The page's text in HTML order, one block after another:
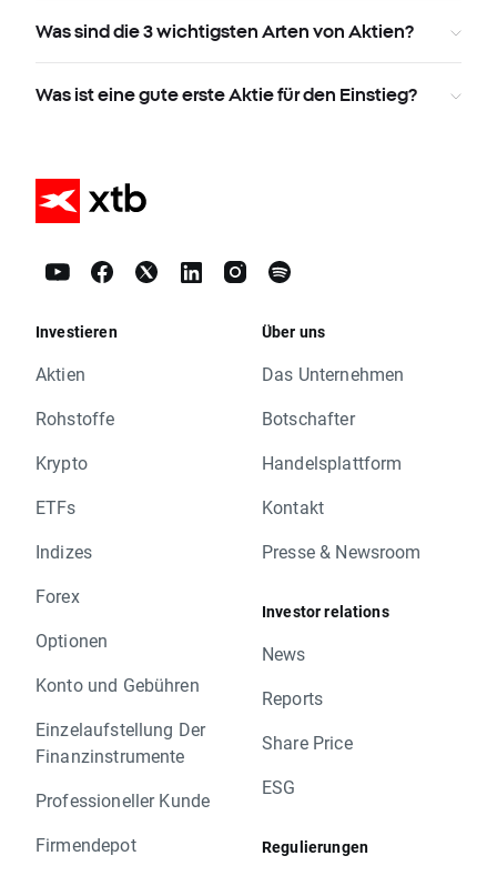
Was sind die 3 wichtigsten Arten von Aktien?
Was ist eine gute erste Aktie für den Einstieg?
Investieren
Aktien
Rohstoffe
Krypto
ETFs
Indizes
Forex
Optionen
Konto und Gebühren
Einzelaufstellung Der
Finanzinstrumente
Professioneller Kunde
Firmendepot
Über uns
Das Unternehmen
Botschafter
Handelsplattform
Kontakt
Presse & Newsroom
Investor relations
News
Reports
Share Price
ESG
Regulierungen